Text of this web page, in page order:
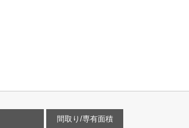
間取り/専有面積